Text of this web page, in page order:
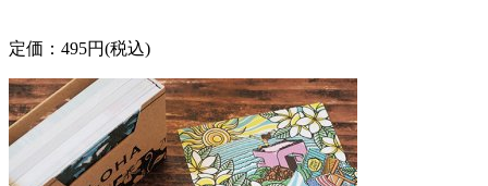
定価：495円(税込)